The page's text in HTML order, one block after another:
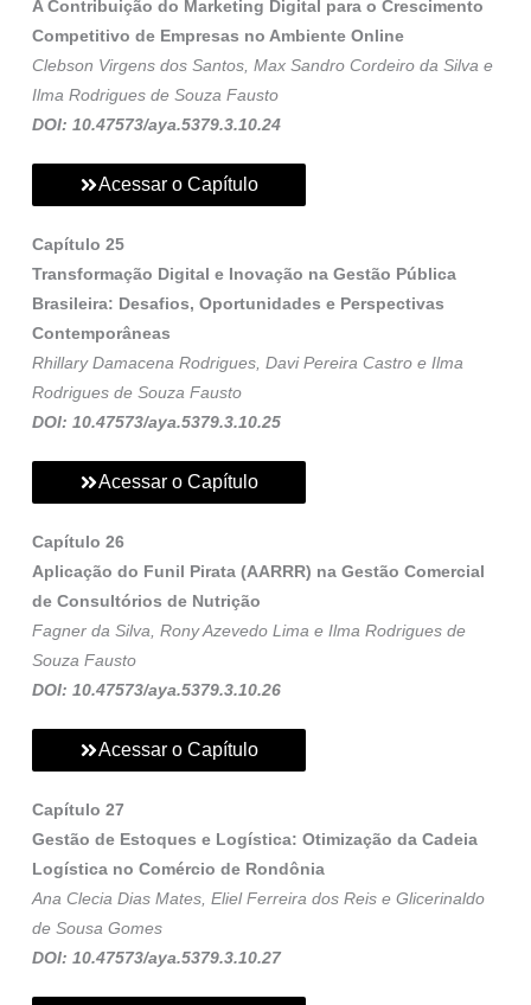
A Contribuição do Marketing Digital para o Crescimento
Competitivo de Empresas no Ambiente Online
Clebson Virgens dos Santos, Max Sandro Cordeiro da Silva e
Ilma Rodrigues de Souza Fausto
DOI: 10.47573/aya.5379.3.10.24
Acessar o Capítulo
Capítulo 25
Transformação Digital e Inovação na Gestão Pública
Brasileira: Desafios, Oportunidades e Perspectivas
Contemporâneas
Rhillary Damacena Rodrigues, Davi Pereira Castro e Ilma
Rodrigues de Souza Fausto
DOI: 10.47573/aya.5379.3.10.25
Acessar o Capítulo
Capítulo 26
Aplicação do Funil Pirata (AARRR) na Gestão Comercial
de Consultórios de Nutrição
Fagner da Silva, Rony Azevedo Lima e Ilma Rodrigues de
Souza Fausto
DOI: 10.47573/aya.5379.3.10.26
Acessar o Capítulo
Capítulo 27
Gestão de Estoques e Logística: Otimização da Cadeia
Logística no Comércio de Rondônia
Ana Clecia Dias Mates, Eliel Ferreira dos Reis e Glicerinaldo
de Sousa Gomes
DOI: 10.47573/aya.5379.3.10.27